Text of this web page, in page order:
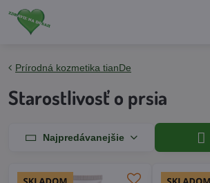
Prírodná kozmetika tianDe
Starostlivosť o prsia
Najpredávanejšie